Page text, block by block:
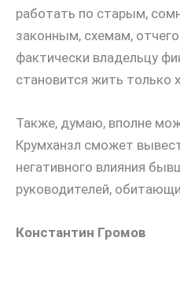
работать по старым,
законным, схемам,
фактически владельцу
становится жить только
Также, думаю, вполне
Крумханзл сможет
негативного влияния
руководителей,
Константин Громов